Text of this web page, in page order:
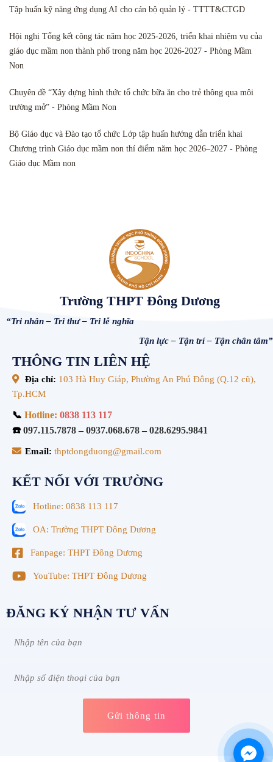
Tập huấn kỹ năng ứng dụng AI cho cán bộ quản lý - TTTT&CTGD
Hội nghị Tổng kết công tác năm học 2025-2026, triển khai nhiệm vụ của
giáo dục mầm non thành phố trong năm học 2026-2027 - Phòng Mầm
Non
Chuyên đề “Xây dựng hình thức tổ chức bữa ăn cho trẻ thông qua môi
trường mở” - Phòng Mầm Non
Bộ Giáo dục và Đào tạo tổ chức Lớp tập huấn hướng dẫn triển khai
Chương trình Giáo dục mầm non thí điểm năm học 2026–2027 - Phòng
Giáo dục Mầm non
Trường THPT Đông Dương
“Tri nhân – Tri thư – Tri lễ nghĩa
Tận lực – Tận trí – Tận chân tâm”
THÔNG TIN LIÊN HỆ
Địa chỉ: 103 Hà Huy Giáp, Phường An Phú Đông (Q.12 cũ),
Tp.HCM
📞 Hotline: 0838 113 117
☎️ 097.115.7878–0937.068.678–028.6295.9841
Email: thptdongduong@gmail.com
KẾT NỐI VỚI TRƯỜNG
Hotline: 0838 113 117
OA: Trường THPT Đông Dương
Fanpage: THPT Đông Dương
YouTube: THPT Đông Dương
ĐĂNG KÝ NHẬN TƯ VẤN